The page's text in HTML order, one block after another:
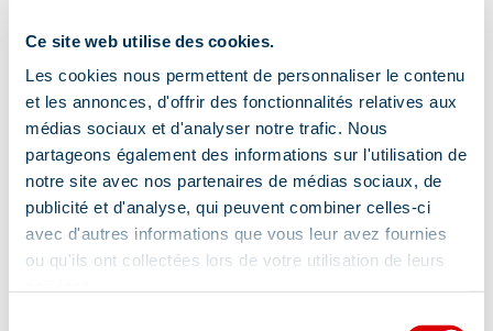
Ce site web utilise des cookies.
Les cookies nous permettent de personnaliser le contenu
et les annonces, d'offrir des fonctionnalités relatives aux
médias sociaux et d'analyser notre trafic. Nous
partageons également des informations sur l'utilisation de
notre site avec nos partenaires de médias sociaux, de
publicité et d'analyse, qui peuvent combiner celles-ci
avec d'autres informations que vous leur avez fournies
ou qu'ils ont collectées lors de votre utilisation de leurs
Conseils et suggestions
Retrouvez notre guide rando été Méribel
regroupant plusieurs balades de niveau
facile à difficile – en vente dans nos
Offices de Tourisme
Localisation